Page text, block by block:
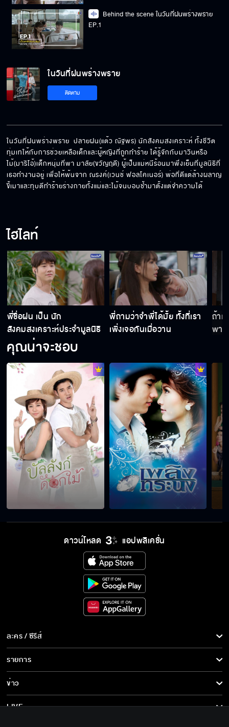
Behind the scene ในวันที่ฝนพร่างพราย
EP.1
ในวันที่ฝนพร่างพราย
ติดตาม
ในวันที่ฝนพร่างพราย  ปลายฝน(แต้ว ณัฐพร) นักสังคมสงเคราะห์ ทั้งชีวิต
ทุ่มเทให้กับการช่วยเหลือเด็กและผู้หญิงที่ถูกทำร้าย ได้รู้จักกับมาวินหรือ
ไม้(มาริโอ้)เด็กหนุ่มที่พา มาลัย(ขวัญฤดี) ผู้เป็นแม่หนีร้อนมาพึ่งเย็นที่มูลนิธิที่
เธอทำงานอยู่ เพื่อให้พ้นจาก ณรงค์(เวนช์ ฟอลโคเนอร์) พ่อที่ดีแต่ล้างผลาญ
ขี้เมาและทุบตีทำร้ายร่างกายทั้งแม่และไม้จนบอบช้ำมาตั้งแต่จำความได้
ไฮไลท์
พี่ชื่อฝน เป็น นัก
สังคมสงเคราะห์ประจำมูลนิธิ
พี่ถามว่าจำพี่ได้มั้ย ทั้งที่เรา
เพิ่งเจอกันเมื่อวาน
ถ้าแ
พาแ
คุณน่าจะชอบ
ดาวน์โหลด แอปพลิเคชั่น
ละคร / ซีรีส์
ละคร/ซีรีส์
ซีรีส์นานาชาติ
การ์ตูน & เกม
รายการ
รายการทั้งหมด
ข่าว
ข่าวทั้งหมด
LIVE